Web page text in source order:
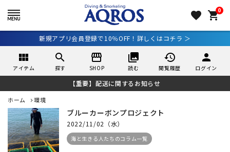
favorite 0
shopping_cart
新規アプリ会員登録で10％OFF！詳しくはコチラ ＞
view_module
アイテム
search
探す
storefront
SHOP
collections
読む
history
閲覧履歴
person
ログイン
【重要】配送に関するお知らせ
ホーム 環境
ブルーカーボンプロジェクト
2022/11/02（水）
海と生きる人たちのコラム一覧